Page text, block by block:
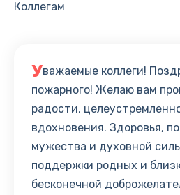
Коллегам
Уважаемые коллеги!
пожарного! Желаю вам
радости,
вдохновения. Здоровья,
мужества и духовной
поддержки родных и
бесконечной